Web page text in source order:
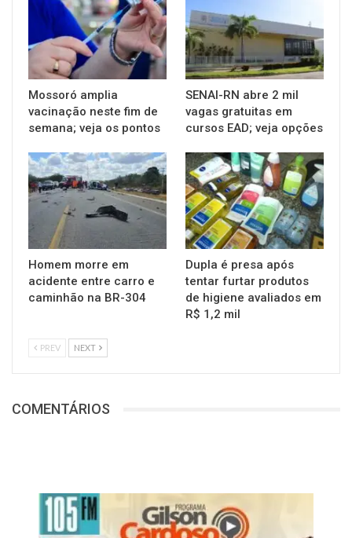
Mossoró amplia
vacinação neste fim de
semana; veja os pontos
SENAI-RN abre 2 mil
vagas gratuitas em
cursos EAD; veja opções
Homem morre em
acidente entre carro e
caminhão na BR-304
Dupla é presa após
tentar furtar produtos
de higiene avaliados em
R$ 1,2 mil
PREV NEXT
COMENTÁRIOS